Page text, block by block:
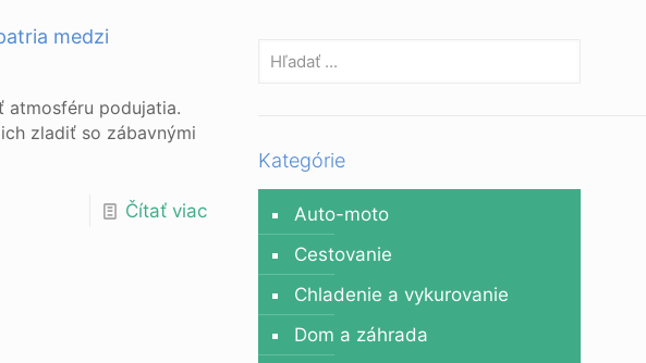
medzi
atmosféru podujatia.
zladiť so zábavnými
Čítať viac
Kategórie
Auto-moto
Cestovanie
Chladenie a vykurovanie
Dom a záhrada